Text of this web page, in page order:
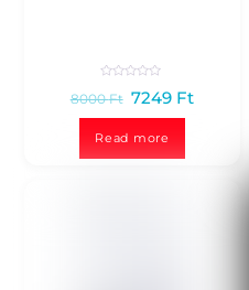
a
e
d
0
8000Ft 7249 Ft
Read more